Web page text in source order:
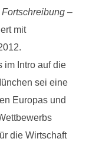
–
mit
im Intro auf die
sei eine
Europas und
die Wirtschaft